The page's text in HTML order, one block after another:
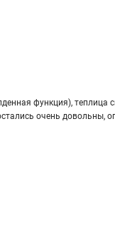
функ­ция), теп­ли­ца
очень до­воль­ны,